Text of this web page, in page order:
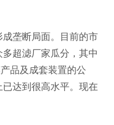
垄断局面。目前的市
超滤厂家瓜分，其中
品及成套装置的公
达到很高水平。现在